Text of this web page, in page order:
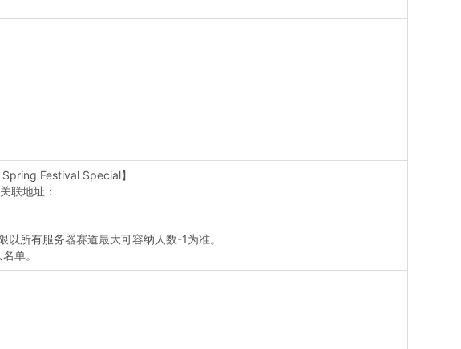
Festival Special】
联地址：
所有服务器赛道最大可容纳人数-1为准。
单。